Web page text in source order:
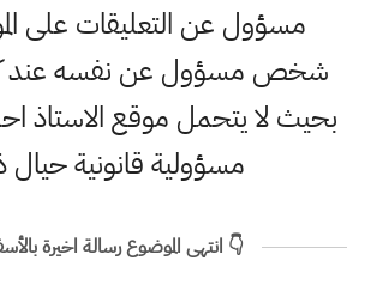
مسؤول عن التعليقات على
شخص مسؤول عن نفسه عند
بحيث لا يتحمل موقع الاستاذ
مسؤولية قانونية
👇 انتهى الموضوع رسالة اخيرة